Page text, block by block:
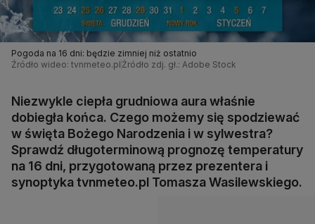
Pogoda na 16 dni: będzie zimniej niż ostatnio
Źródło wideo: tvnmeteo.pl Źródło zdj. gł.: Adobe Stock
Niezwykle ciepła grudniowa aura właśnie
dobiegła końca. Czego możemy się spodziewać
w święta Bożego Narodzenia i w sylwestra?
Sprawdź długoterminową prognozę temperatury
na 16 dni, przygotowaną przez prezentera i
synoptyka tvnmeteo.pl Tomasza Wasilewskiego.